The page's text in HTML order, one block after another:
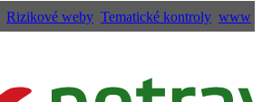
Rizikové weby Tematické kontroly www